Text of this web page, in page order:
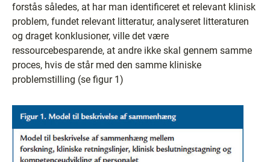
forstås således, at har man identificeret et relevant klinisk
problem, fundet relevant litteratur, analyseret litteraturen
og draget konklusioner, ville det være
ressourcebesparende, at andre ikke skal gennem samme
proces, hvis de står med den samme kliniske
problemstilling (se figur 1)